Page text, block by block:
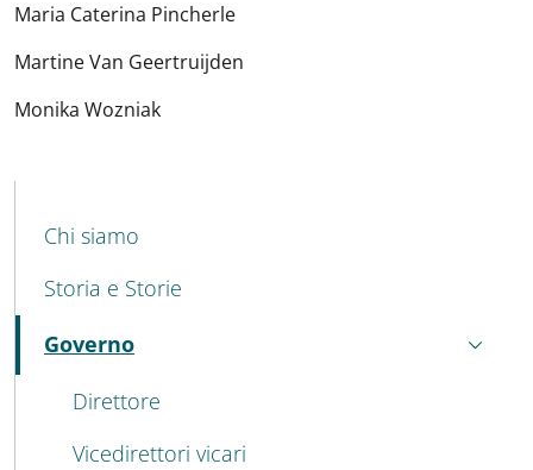
Maria Caterina Pincherle
Martine Van Geertruijden
Monika Wozniak
MENU CEV SECOND NAVIGATION
Chi siamo
Storia e Storie
Governo
Attivo
Direttore
Vicedirettori vicari